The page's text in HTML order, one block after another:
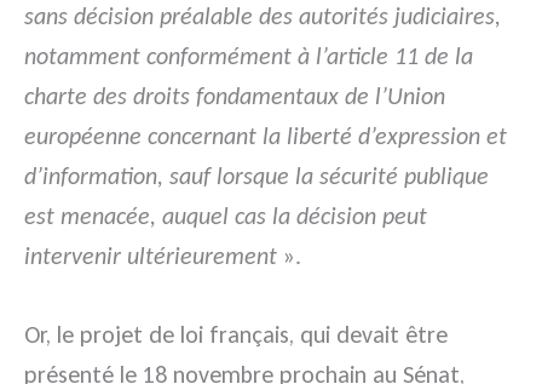
sans décision préalable des autorités judiciaires,
notamment conformément à l’article 11 de la
charte des droits fondamentaux de l’Union
européenne concernant la liberté d’expression et
d’information, sauf lorsque la sécurité publique
est menacée, auquel cas la décision peut
intervenir ultérieurement ».
Or, le projet de loi français, qui devait être
présenté le 18 novembre prochain au Sénat,